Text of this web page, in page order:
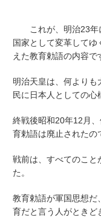
これが、明治23年
国家として変革して
えた教育勅語の内容で
明治天皇は、何よりも
民に日本人としての心
終戦後昭和20年12月
育勅語は廃止されたの
戦前は、すべてのこと
た。
教育勅語が軍国思想だ
育だと言う人がときど